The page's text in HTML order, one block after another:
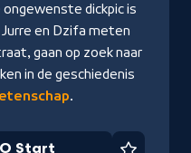
dickpic is
en Dzifa meten
gaan op zoek naar
in de geschiedenis
.
Start